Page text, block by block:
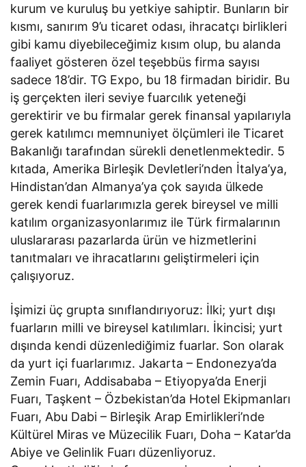
kurum ve kuruluş bu yetkiye sahiptir. Bunların bir
kısmı, sanırım 9’u ticaret odası, ihracatçı birlikleri
gibi kamu diyebileceğimiz kısım olup, bu alanda
faaliyet gösteren özel teşebbüs firma sayısı
sadece 18’dir. TG Expo, bu 18 firmadan biridir. Bu
iş gerçekten ileri seviye fuarcılık yeteneği
gerektirir ve bu firmalar gerek finansal yapılarıyla
gerek katılımcı memnuniyet ölçümleri ile Ticaret
Bakanlığı tarafından sürekli denetlenmektedir. 5
kıtada, Amerika Birleşik Devletleri’nden İtalya’ya,
Hindistan’dan Almanya’ya çok sayıda ülkede
gerek kendi fuarlarımızla gerek bireysel ve milli
katılım organizasyonlarımız ile Türk firmalarının
uluslararası pazarlarda ürün ve hizmetlerini
tanıtmaları ve ihracatlarını geliştirmeleri için
çalışıyoruz.
İşimizi üç grupta sınıflandırıyoruz: İlki; yurt dışı
fuarların milli ve bireysel katılımları. İkincisi; yurt
dışında kendi düzenlediğimiz fuarlar. Son olarak
da yurt içi fuarlarımız. Jakarta – Endonezya’da
Zemin Fuarı, Addisababa – Etiyopya’da Enerji
Fuarı, Taşkent – Özbekistan’da Hotel Ekipmanları
Fuarı, Abu Dabi – Birleşik Arap Emirlikleri’nde
Kültürel Miras ve Müzecilik Fuarı, Doha – Katar’da
Abiye ve Gelinlik Fuarı düzenliyoruz.